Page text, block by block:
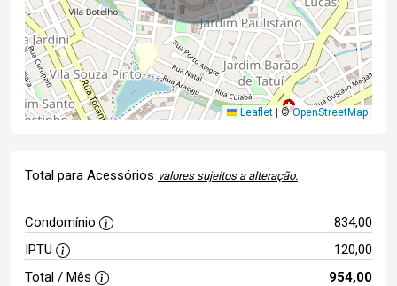
Leaflet | ©OpenStreetMap
Total para Acessórios valores sujeitos a alteração.
Condomínio
834,00
IPTU
120,00
Total / Mês
954,00